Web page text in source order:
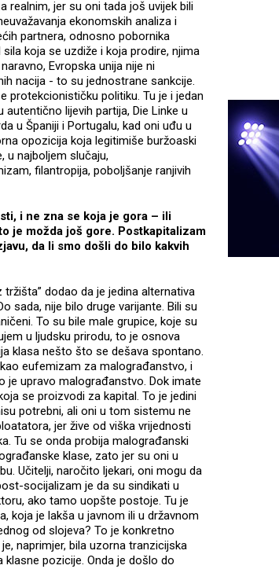
realnim, jer su oni tada još uvijek bili
ekonomskih analiza i
partnera, odnosno pobornika
koja se uzdiže i koja prodire, njima
Evropska unija nije ni
nacija - to su jednostrane sankcije.
protekcionističku politiku. Tu je i jedan
lijevih partija, Die Linke u
u Španiji i Portugalu, kad oni uđu u
opozicija koja legitimiše buržoaski
u najboljem slučaju,
filantropija, poboljšanje ranjivih
i ne zna se koja je gora – ili
je možda još gore. Postkapitalizam
da li smo došli do bilo kakvih
dodao da je jedina alternativa
sada, nije bilo druge varijante. Bili su
To su bile male grupice, koje su
u ljudsku prirodu, to je osnova
klasa nešto što se dešava spontano.
eufemizam za malograđanstvo, i
je upravo malograđanstvo. Dok imate
se proizvodi za kapital. To je jedini
potrebni, ali oni u tom sistemu ne
jer žive od viška vrijednosti
Tu se onda probija malograđanski
klase, zato jer su oni u
Učitelji, naročito ljekari, oni mogu da
socijalizam je da su sindikati u
ako tamo uopšte postoje. Tu je
koja je lakša u javnom ili u državnom
od slojeva? To je konkretno
naprimjer, bila uzorna tranzicijska
pozicije. Onda je došlo do